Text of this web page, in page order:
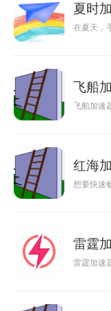
夏时
在夏天，
飞船
飞船加速
红海
想要快速
雷霆
雷霆加速